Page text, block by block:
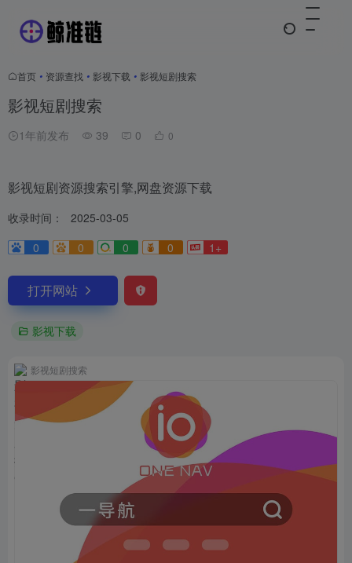
首页 • 资源查找 • 影视下载 • 影视短剧搜索
影视短剧搜索
1年前发布 39 0 0
影视短剧资源搜索引擎,网盘资源下载
收录时间：
2025-03-05
0
0 0 0 1+
打开网站
影视下载
影视短剧搜索